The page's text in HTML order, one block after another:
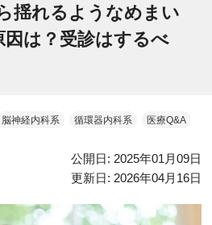
揺れるようなめまい
因は？受診はするべ
脳神経内科系 循環器内科系 医療Q&A
公開日: 2025年01月09日
更新日: 2026年04月16日